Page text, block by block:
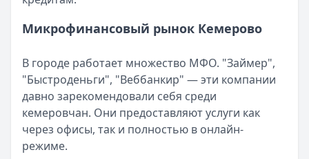
Читать новость
Кратко:В III квартале 2025 года владельцы iPhone
Опубликовано:5 декабря 2025 г.
Категория:МФО
Читать новость
57 сервисов микрозаймов через Госуслуги: где
Кратко:Авторизация через Госуслуги ускоряет
Микрофинансовый рынок Кемерово
В городе работает множество МФО. "Займер",
"Быстроденьги", "Веббанкир" — эти компании
давно зарекомендовали себя среди
кемеровчан. Они предоставляют услуги как
через офисы, так и полностью в онлайн-
режиме.